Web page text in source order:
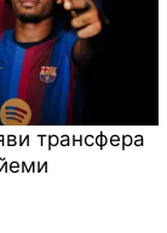
трансфера